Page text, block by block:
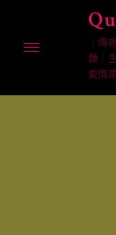
content
｜傳
艷｜
愛情